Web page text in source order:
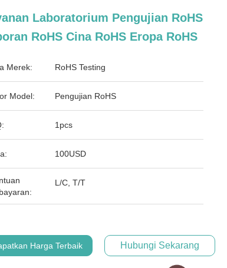
Laboratorium Pengujian RoHS
RoHS Cina RoHS Eropa RoHS
Merek: RoHS Testing
Model: Pengujian RoHS
1pcs
100USD
L/C, T/T
Harga Terbaik Hubungi Sekarang